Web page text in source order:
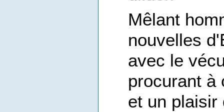
Mêlant
nouvelles
avec le
procurant à
et un plaisir